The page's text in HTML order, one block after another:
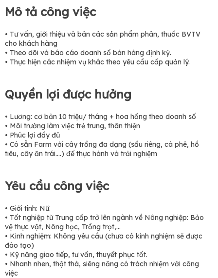
Mô tả công việc
• Tư vấn, giới thiệu và bán các sản phẩm phân, thuốc BVTV
cho khách hàng
• Theo dõi và báo cáo doanh số bán hàng định kỳ.
• Thực hiện các nhiệm vụ khác theo yêu cầu cấp quản lý.
Quyền lợi được hưởng
• Lương: cơ bản 10 triệu/ tháng + hoa hồng theo doanh số
• Môi trường làm việc trẻ trung, thân thiện
• Phúc lợi đầy đủ
• Có sẵn Farm với cây trồng đa dạng (sầu riêng, cà phê, hồ
tiêu, cây ăn trái….) để thực hành và trải nghiệm
Yêu cầu công việc
• Giới tính: Nữ.
• Tốt nghiệp từ Trung cấp trở lên ngành về Nông nghiệp: Bảo
vệ thực vật, Nông học, Trồng trọt,…
• Kinh nghiệm: Không yêu cầu (chưa có kinh nghiệm sẽ được
đào tạo)
• Kỹ năng giao tiếp, tư vấn, thuyết phục tốt.
• Nhanh nhen, thật thà, siêng năng có trách nhiệm với công
việc